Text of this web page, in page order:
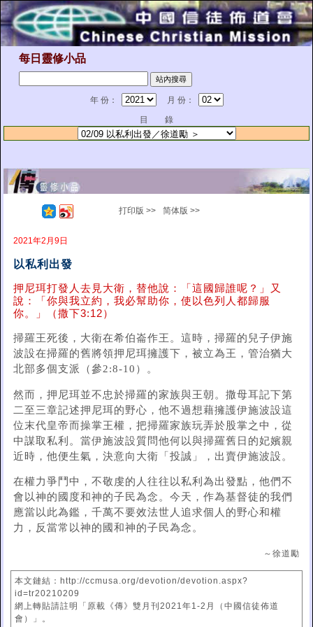
每日靈修小品
年 份：
月 份：
目 錄
打印版 >> 简体版 >>
2021年2月9日
以私利出發
押尼珥打發人去見大衛，替他說：「這國歸誰呢？」又
說：「你與我立約，我必幫助你，使以色列人都歸服
你。」（撒下3:12）
掃羅王死後，大衛在希伯崙作王。這時，掃羅的兒子伊施
波設在掃羅的舊將領押尼珥擁護下，被立為王，管治猶大
北部多個支派（參2:8-10）。
然而，押尼珥並不忠於掃羅的家族與王朝。撒母耳記下第
二至三章記述押尼珥的野心，他不過想藉擁護伊施波設這
位末代皇帝而操掌王權，把掃羅家族玩弄於股掌之中，從
中謀取私利。當伊施波設質問他何以與掃羅舊日的妃嬪親
近時，他便生氣，決意向大衛「投誠」，出賣伊施波設。
在權力爭鬥中，不敬虔的人往往以私利為出發點，他們不
會以神的國度和神的子民為念。今天，作為基督徒的我們
應當以此為鑑，千萬不要效法世人追求個人的野心和權
力，反當常以神的國和神的子民為念。
～徐道勵
本文鏈結：http://ccmusa.org/devotion/devotion.aspx?
id=tr20210209
網上轉貼請註明「原載《傳》雙月刊2021年1-2月（中國信徒佈道
會）」。